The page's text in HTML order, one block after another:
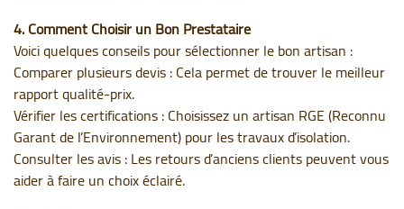
4. Comment Choisir un Bon Prestataire
Voici quelques conseils pour sélectionner le bon artisan :
Comparer plusieurs devis : Cela permet de trouver le meilleur
rapport qualité-prix.
Vérifier les certifications : Choisissez un artisan RGE (Reconnu
Garant de l’Environnement) pour les travaux d’isolation.
Consulter les avis : Les retours d’anciens clients peuvent vous
aider à faire un choix éclairé.